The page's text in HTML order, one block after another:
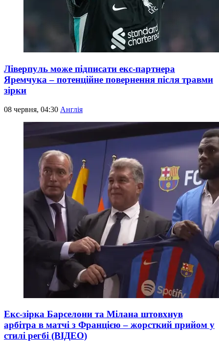
Ліверпуль може підписати екс-партнера
Яремчука – потенційне повернення після травми
зірки
08 червня, 04:30 Англія
Екс-зірка Барселони та Мілана штовхнув
арбітра в матчі з Францією – жорсткий прийом у
стилі регбі (ВІДЕО)